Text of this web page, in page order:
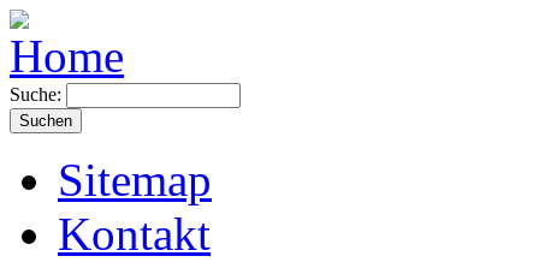
Suche:
Sitemap
Kontakt